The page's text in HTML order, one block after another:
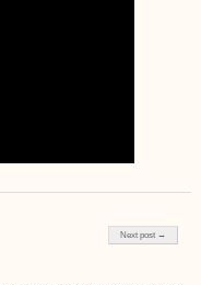
Next post →